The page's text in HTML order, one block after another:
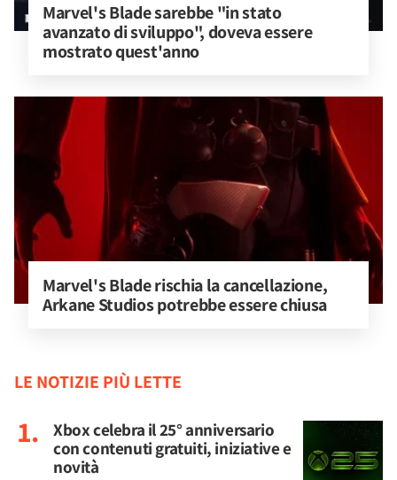
Marvel's Blade sarebbe "in stato
avanzato di sviluppo", doveva essere
mostrato quest'anno
Marvel's Blade rischia la cancellazione,
Arkane Studios potrebbe essere chiusa
LE NOTIZIE PIÙ LETTE
Xbox celebra il 25° anniversario
con contenuti gratuiti, iniziative e
novità